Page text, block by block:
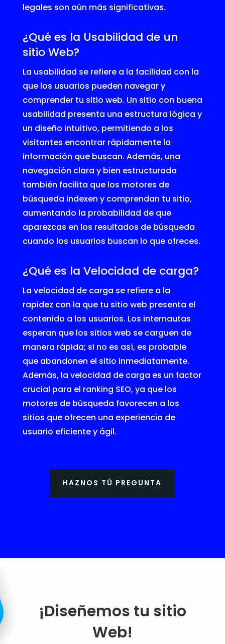
legales son aún más significativas.
¿Qué es la Usabilidad de un
sitio Web?
La usabilidad se refiere a la facilidad con la
que los usuarios pueden navegar y
comprender tu sitio web. Un sitio con buena
usabilidad presenta una estructura lógica y
un diseño intuitivo, permitiendo a los
visitantes encontrar rápidamente la
información que buscan. Además, una
navegación clara y bien estructurada
también facilita que los motores de
búsqueda indexen y comprendan tu sitio,
aumentando la probabilidad de que
aparezcas en los resultados de búsqueda
cuando los usuarios buscan lo que ofreces.
¿Qué es la Velocidad de carga?
La velocidad de carga se refiere a la
rapidez con la que tu sitio web presenta el
contenido a los usuarios. Los internautas
esperan que los sitios web se carguen de
manera rápida; si no es así, es probable
que abandonen el sitio inmediatamente.
Además, la velocidad de carga es un factor
crucial para el ranking SEO, ya que los
motores de búsqueda favorecen a los
sitios que ofrecen una experiencia de
usuario eficiente y ágil.
HAZNOS TÚ PREGUNTA
¡Diseñemos tu sitio
Web!